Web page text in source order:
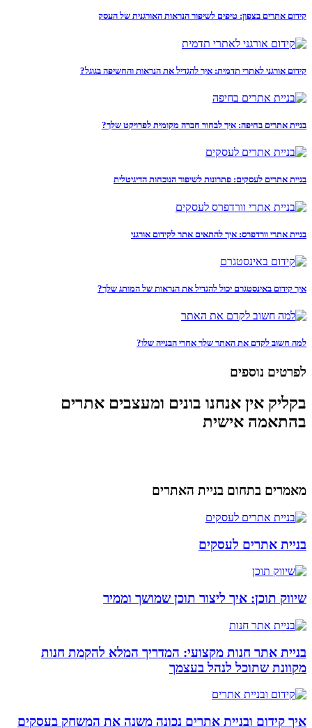
קידום אתרים בצפון: טיפים לשיפור הנראות האורגנית של העסק
קידום אורגני לאתרי תדמית: איך להגדיל את הנראות והחשיפה בגוגל?
בניית אתרים בחיפה: איך לבחור חברה מקומית לפרויקט שלך?
בניית אתרים לעסקים: פתרונות לשיפור הנוכחות הדיגיטלית
בניית אתרי וורדפרס: איך להתאים אתר לקידום אורגני
איך קידום באינסטגרם יכול להגדיל את הנראות של המותג שלך?
למה חשוב לקדם את האתר שלך אחרי הבנייה שלו?
לפרטים נוספים
בקליק אין אנחנו בונים ומעצבים אתרים
בהתאמה אישית
מאמרים בתחום בניית האתרים
בניית אתרים לעסקים
שיווק תוכן: איך ליצור תוכן שמושך וממיר
בניית אתר חנות מקצועי: המדריך המלא להקמת חנות
מקוונת שתוכל לנהל בעצמך
איך קידום ובניית אתרים נכונה משנה את המשחק בעסקים